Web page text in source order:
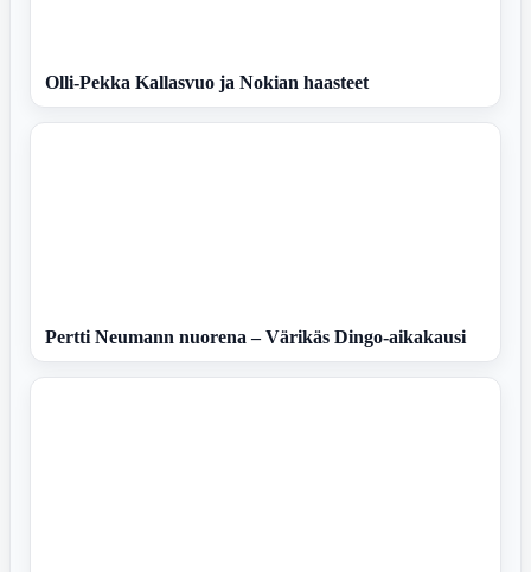
Olli-Pekka Kallasvuo ja Nokian haasteet
Pertti Neumann nuorena – Värikäs Dingo-aikakausi